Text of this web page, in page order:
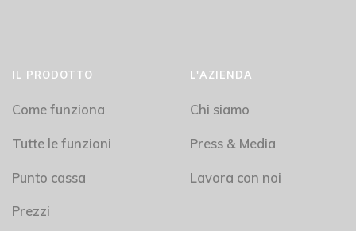
IL PRODOTTO
Come funziona
Tutte le funzioni
Punto cassa
Prezzi
L'AZIENDA
Chi siamo
Press & Media
Lavora con noi